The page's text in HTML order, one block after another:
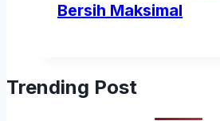
Bersih Maksimal
Trending Post